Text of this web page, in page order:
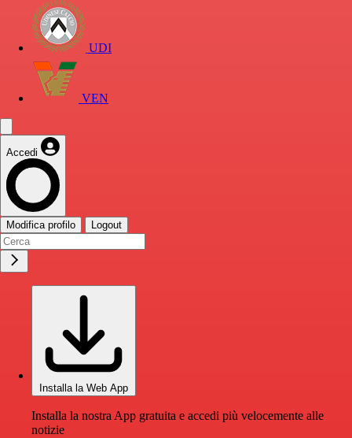
UDI
VEN
Accedi
Modifica profilo Logout
Installa la Web App
Installa la nostra App gratuita e accedi più velocemente alle
notizie